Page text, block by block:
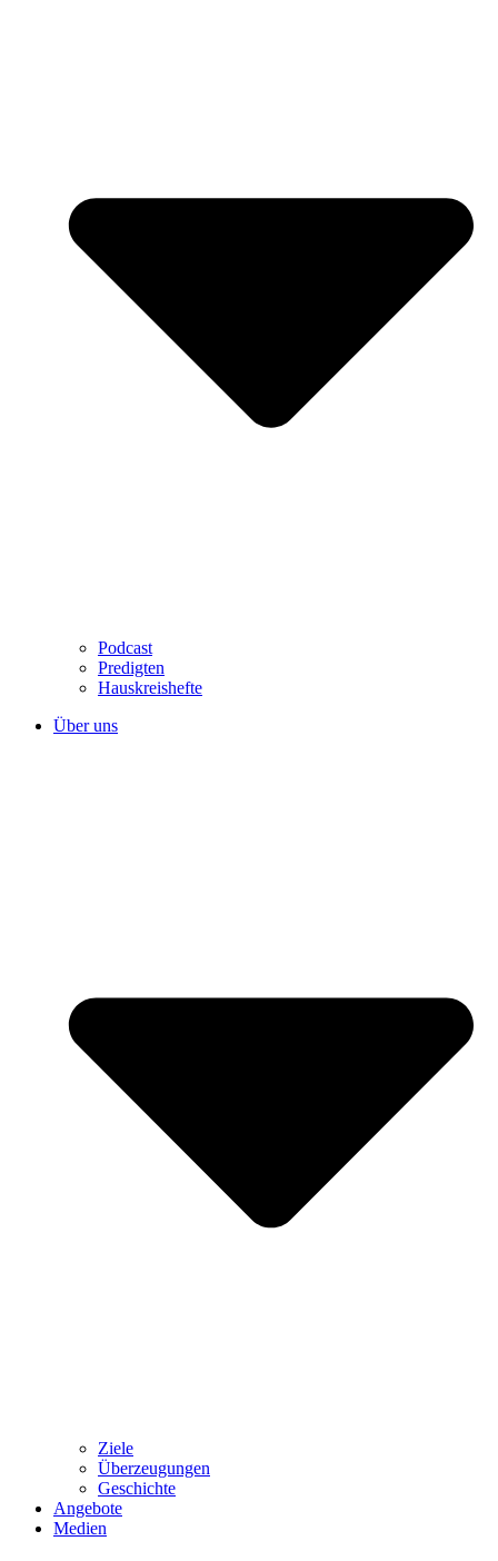
Podcast
Predigten
Hauskreishefte
Über uns
Ziele
Überzeugungen
Geschichte
Angebote
Medien